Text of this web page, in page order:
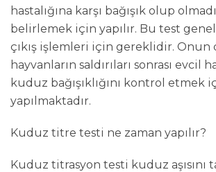
hastalığına karşı bağışık olup
belirlemek için yapılır. Bu test
çıkış işlemleri için gereklidir. Onun
hayvanların saldırıları sonrası evcil
kuduz bağışıklığını kontrol etmek
yapılmaktadır.
Kuduz titre testi ne zaman yapılır?
Kuduz titrasyon testi kuduz aşısını